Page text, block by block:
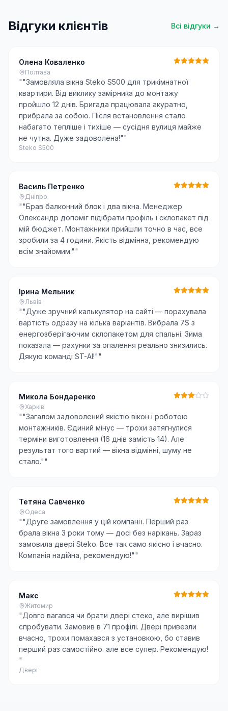
Відгуки клієнтів Всі відгуки →
Олена Коваленко
Полтава
""Замовляла вікна Steko S500 для трикімнатної
квартири. Від виклику замірника до монтажу
пройшло 12 днів. Бригада працювала акуратно,
прибрала за собою. Після встановлення стало
набагато тепліше і тихіше — сусідня вулиця майже
не чутна. Дуже задоволена!""
Steko S500
Василь Петренко
Дніпро
""Брав балконний блок і два вікна. Менеджер
Олександр допоміг підібрати профіль і склопакет під
мій бюджет. Монтажники прийшли точно в час, все
зробили за 4 години. Якість відмінна, рекомендую
всім знайомим.""
Ірина Мельник
Львів
""Дуже зручний калькулятор на сайті — порахувала
вартість одразу на кілька варіантів. Вибрала 7S з
енергозберігаючим склопакетом для спальні. Зима
показала — рахунки за опалення реально знизились.
Дякую команді ST-AI!""
Микола Бондаренко
Харків
""Загалом задоволений якістю вікон і роботою
монтажників. Єдиний мінус — трохи затягнулися
терміни виготовлення (16 днів замість 14). Але
результат того вартий — вікна відмінні, шуму не
стало.""
Тетяна Савченко
Одеса
""Друге замовлення у цій компанії. Перший раз
брала вікна 3 роки тому — досі без нарікань. Зараз
замовила двері Steko. Все так само якісно і вчасно.
Компанія надійна, рекомендую!""
Макс
Житомир
"Довго вагався чи брати двері стеко, але вирішив
спробувати. Замовив в 71 профілі. Двері привезли
вчасно, трохи помахався з установкою, бо ставив
перший раз самостійно. але все супер. Рекомендую!
"
Двері